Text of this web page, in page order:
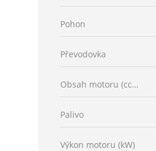
Pohon
Převodovka
Obsah motoru (ccm)
Palivo
Výkon motoru (kW)